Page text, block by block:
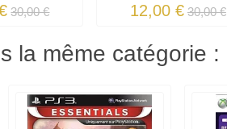
30,00 € 12,00 € 30,00 €
la même catégorie :